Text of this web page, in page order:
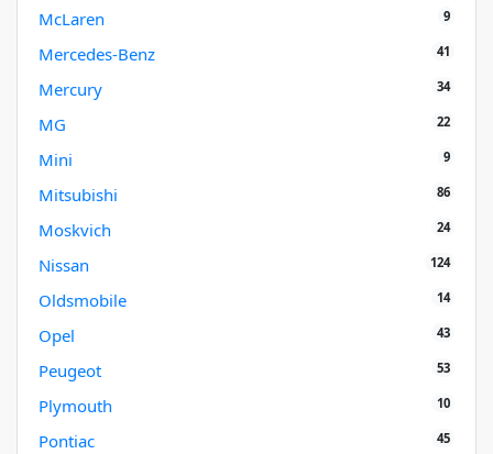
McLaren 9
Mercedes-Benz 41
Mercury 34
MG 22
Mini 9
Mitsubishi 86
Moskvich 24
Nissan 124
Oldsmobile 14
Opel 43
Peugeot 53
Plymouth 10
Pontiac 45